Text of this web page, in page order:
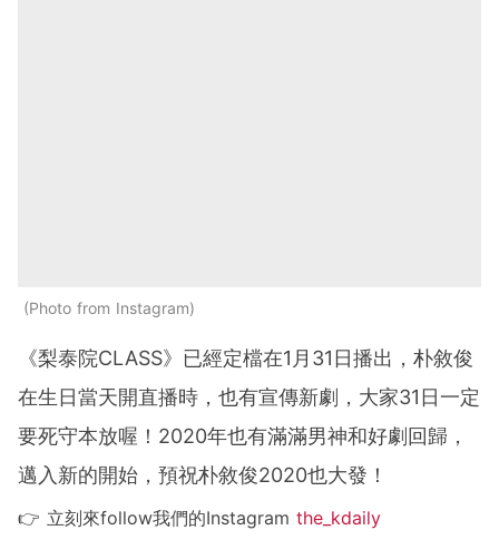
Photo from Instagram
《梨泰院CLASS》已經定檔在1月31日播出，朴敘俊
在生日當天開直播時，也有宣傳新劇，大家31日一定
要死守本放喔！2020年也有滿滿男神和好劇回歸，
邁入新的開始，預祝朴敘俊2020也大發！
👉 立刻來follow我們的Instagram the_kdaily